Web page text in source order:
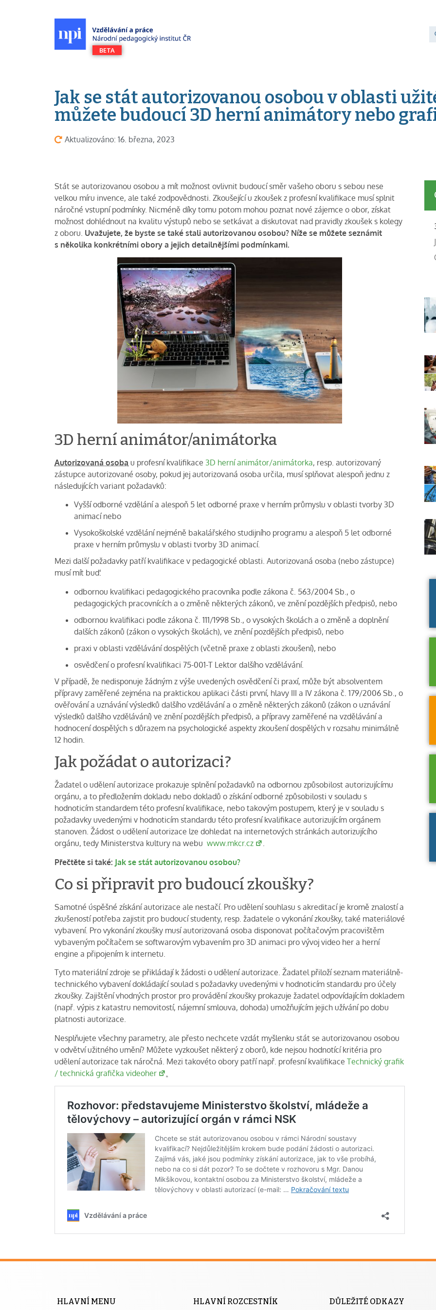
Jak se stát autorizovanou osobou v oblasti
můžete budoucí 3D herní animátory nebo
Aktualizováno: 16. března, 2023
Stát se autorizovanou osobou a mít možnost ovlivnit budoucí směr vašeho oboru s sebou nese
velkou míru invence, ale také zodpovědnosti. Zkoušející u zkoušek z profesní kvalifikace musí splnit
náročné vstupní podmínky. Nicméně díky tomu potom mohou poznat nové zájemce o obor, získat
možnost dohlédnout na kvalitu výstupů nebo se setkávat a diskutovat nad pravidly zkoušek s kolegy
z oboru. Uvažujete, že byste se také stali autorizovanou osobou? Níže se můžete seznámit
s několika konkrétními obory a jejich detailnějšími podmínkami.
3D herní animátor/animátorka
Autorizovaná osoba u profesní kvalifikace 3D herní animátor/animátorka, resp. autorizovaný
zástupce autorizované osoby, pokud jej autorizovaná osoba určila, musí splňovat alespoň jednu z
následujících variant požadavků:
Vyšší odborné vzdělání a alespoň 5 let odborné praxe v herním průmyslu v oblasti tvorby 3D
animací nebo
Vysokoškolské vzdělání nejméně bakalářského studijního programu a alespoň 5 let odborné
praxe v herním průmyslu v oblasti tvorby 3D animací.
Mezi další požadavky patří kvalifikace v pedagogické oblasti. Autorizovaná osoba (nebo zástupce)
musí mít buď:
odbornou kvalifikaci pedagogického pracovníka podle zákona č. 563/2004 Sb., o
pedagogických pracovnících a o změně některých zákonů, ve znění pozdějších předpisů, nebo
odbornou kvalifikaci podle zákona č. 111/1998 Sb., o vysokých školách a o změně a doplnění
dalších zákonů (zákon o vysokých školách), ve znění pozdějších předpisů, nebo
praxi v oblasti vzdělávání dospělých (včetně praxe z oblasti zkoušení), nebo
osvědčení o profesní kvalifikaci 75-001-T Lektor dalšího vzdělávání.
V případě, že nedisponuje žádným z výše uvedených osvědčení či praxí, může být absolventem
přípravy zaměřené zejména na praktickou aplikaci části první, hlavy III a IV zákona č. 179/2006 Sb., o
ověřování a uznávání výsledků dalšího vzdělávání a o změně některých zákonů (zákon o uznávání
výsledků dalšího vzdělávání) ve znění pozdějších předpisů, a přípravy zaměřené na vzdělávání a
hodnocení dospělých s důrazem na psychologické aspekty zkoušení dospělých v rozsahu minimálně
12 hodin.
Jak požádat o autorizaci?
Žadatel o udělení autorizace prokazuje splnění požadavků na odbornou způsobilost autorizujícímu
orgánu, a to předložením dokladu nebo dokladů o získání odborné způsobilosti v souladu s
hodnoticím standardem této profesní kvalifikace, nebo takovým postupem, který je v souladu s
požadavky uvedenými v hodnoticím standardu této profesní kvalifikace autorizujícím orgánem
stanoven. Žádost o udělení autorizace lze dohledat na internetových stránkách autorizujícího
orgánu, tedy Ministerstva kultury na webu www.mkcr.cz
.
Přečtěte si také: Jak se stát autorizovanou osobou?
Co si připravit pro budoucí zkoušky?
Samotné úspěšné získání autorizace ale nestačí. Pro udělení souhlasu s akreditací je kromě znalostí a
zkušeností potřeba zajistit pro budoucí studenty, resp. žadatele o vykonání zkoušky, také materiálové
vybavení. Pro vykonání zkoušky musí autorizovaná osoba disponovat počítačovým pracovištěm
vybaveným počítačem se softwarovým vybavením pro 3D animaci pro vývoj video her a herní
engine a připojením k internetu.
Tyto materiální zdroje se přikládají k žádosti o udělení autorizace. Žadatel přiloží seznam materiálně-
technického vybavení dokládající soulad s požadavky uvedenými v hodnoticím standardu pro účely
zkoušky. Zajištění vhodných prostor pro provádění zkoušky prokazuje žadatel odpovídajícím dokladem
(např. výpis z katastru nemovitostí, nájemní smlouva, dohoda) umožňujícím jejich užívání po dobu
platnosti autorizace.
Nesplňujete všechny parametry, ale přesto nechcete vzdát myšlenku stát se autorizovanou osobou
v odvětví užitného umění? Můžete vyzkoušet některý z oborů, kde nejsou hodnotící kritéria pro
udělení autorizace tak náročná. Mezi takovéto obory patří např. profesní kvalifikace Technický grafik
/ technická grafička videoher
HLAVNÍ MENU HLAVNÍ ROZCESTNÍK DŮLEŽITÉ ODKAZY